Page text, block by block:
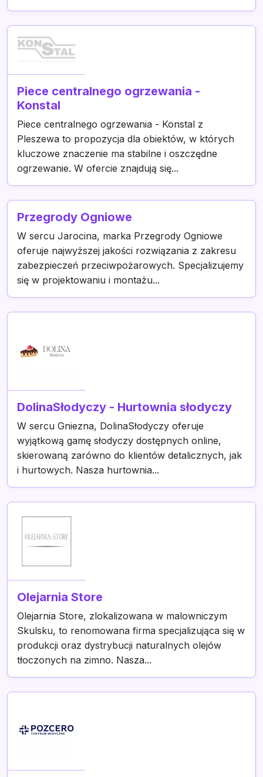
Piece centralnego ogrzewania -
Konstal
Piece centralnego ogrzewania - Konstal z
Pleszewa to propozycja dla obiektów, w których
kluczowe znaczenie ma stabilne i oszczędne
ogrzewanie. W ofercie znajdują się...
Przegrody Ogniowe
W sercu Jarocina, marka Przegrody Ogniowe
oferuje najwyższej jakości rozwiązania z zakresu
zabezpieczeń przeciwpożarowych. Specjalizujemy
się w projektowaniu i montażu...
DolinaSłodyczy - Hurtownia słodyczy
W sercu Gniezna, DolinaSłodyczy oferuje
wyjątkową gamę słodyczy dostępnych online,
skierowaną zarówno do klientów detalicznych, jak
i hurtowych. Nasza hurtownia...
Olejarnia Store
Olejarnia Store, zlokalizowana w malowniczym
Skulsku, to renomowana firma specjalizująca się w
produkcji oraz dystrybucji naturalnych olejów
tłoczonych na zimno. Nasza...